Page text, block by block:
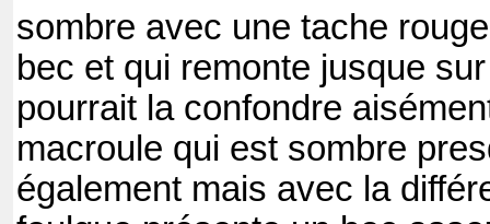
sombre avec une tache
bec et qui remonte jusque
pourrait la confondre
macroule qui est sombre
également mais avec la